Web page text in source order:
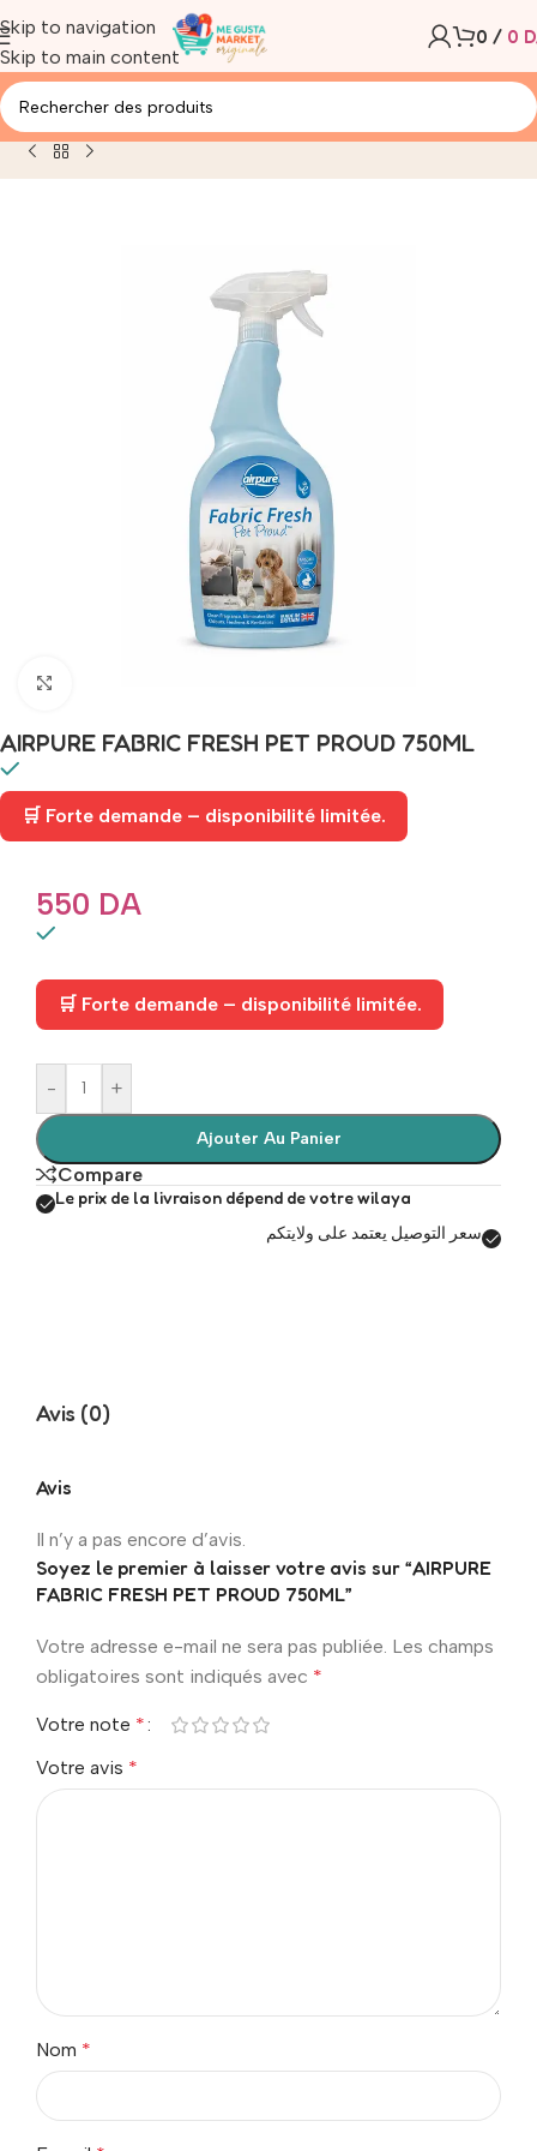
Skip to navigation
Skip to main content
0 / 0
/Produit /AIRPURE FABRIC FRESH PET PROUD 750ML
AIRPURE FABRIC FRESH PET PROUD 750ML
🛒 Forte demande – disponibilité limitée.
550 DA
🛒 Forte demande – disponibilité limitée.
- +
Ajouter Au Panier
Compare
Le prix de la livraison dépend de votre wilaya
سعر التوصيل يعتمد على ولايتكم
Avis (0)
Avis
Il n’y a pas encore d’avis.
Soyez le premier à laisser votre avis sur “AIRPURE
FABRIC FRESH PET PROUD 750ML”
Votre adresse e-mail ne sera pas publiée. Les champs
obligatoires sont indiqués avec *
Votre note *
Votre avis *
Nom *